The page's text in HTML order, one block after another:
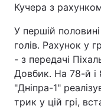
Кучера з
У першій
голів. Рахунок у
- з передачі
Довбик. На 78-й і
"Дніпра-1"
трик у цій грі,